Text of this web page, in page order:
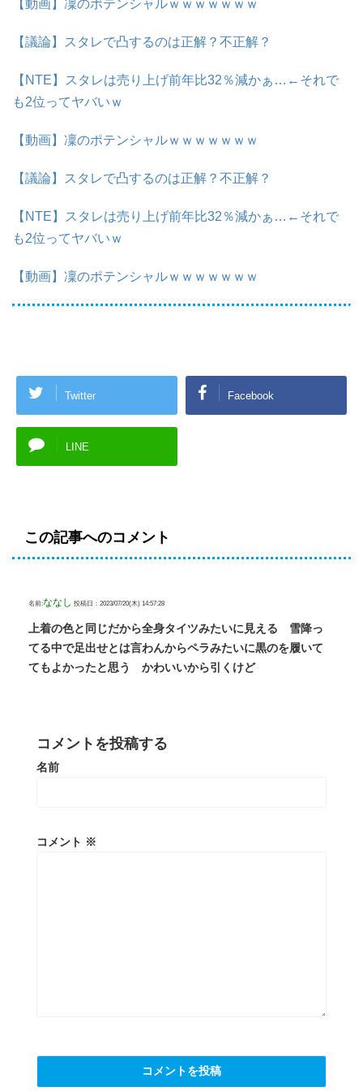
【動画】凜のポテンシャルｗｗｗｗｗｗｗ
【議論】スタレで凸するのは正解？不正解？
【NTE】スタレは売り上げ前年比32％減かぁ…←それで
も2位ってヤバいｗ
【動画】凜のポテンシャルｗｗｗｗｗｗｗ
【議論】スタレで凸するのは正解？不正解？
【NTE】スタレは売り上げ前年比32％減かぁ…←それで
も2位ってヤバいｗ
【動画】凜のポテンシャルｗｗｗｗｗｗｗ
Twitter Facebook
LINE
この記事へのコメント
名前:ななし 投稿日：2023/07/20(木) 14:57:28
上着の色と同じだから全身タイツみたいに見える 雪降っ
てる中で足出せとは言わんからペラみたいに黒のを履いて
てもよかったと思う かわいいから引くけど
コメントを投稿する
名前
コメント ※